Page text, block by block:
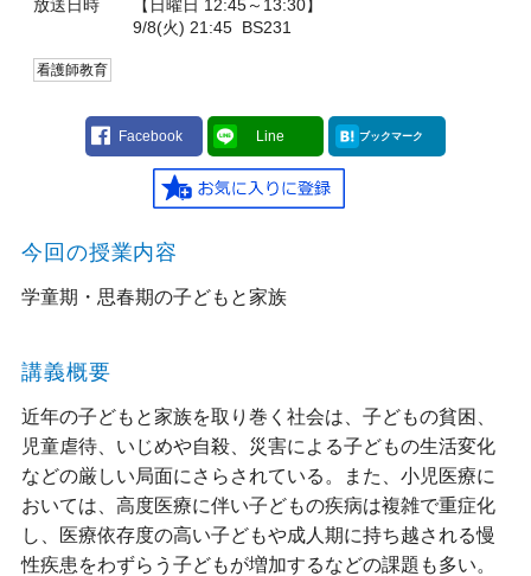
放送日時
【日曜日 12:45～13:30】
9/8(火) 21:45BS231
看護師教育
Facebook Line ブックマーク
今回の授業内容
学童期・思春期の子どもと家族
講義概要
近年の子どもと家族を取り巻く社会は、子どもの貧困、
児童虐待、いじめや自殺、災害による子どもの生活変化
などの厳しい局面にさらされている。また、小児医療に
おいては、高度医療に伴い子どもの疾病は複雑で重症化
し、医療依存度の高い子どもや成人期に持ち越される慢
性疾患をわずらう子どもが増加するなどの課題も多い。